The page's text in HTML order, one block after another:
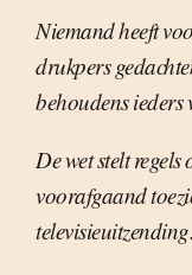
Niemand heeft
drukpers
behoudens ieders
De wet stelt
voorafgaand
televisieuitzending.